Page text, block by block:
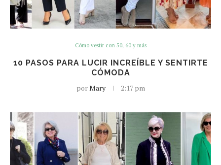
Cómo vestir con 50, 60 y más
10 PASOS PARA LUCIR INCREÍBLE Y SENTIRTE
CÓMODA
porMary 2:17 pm